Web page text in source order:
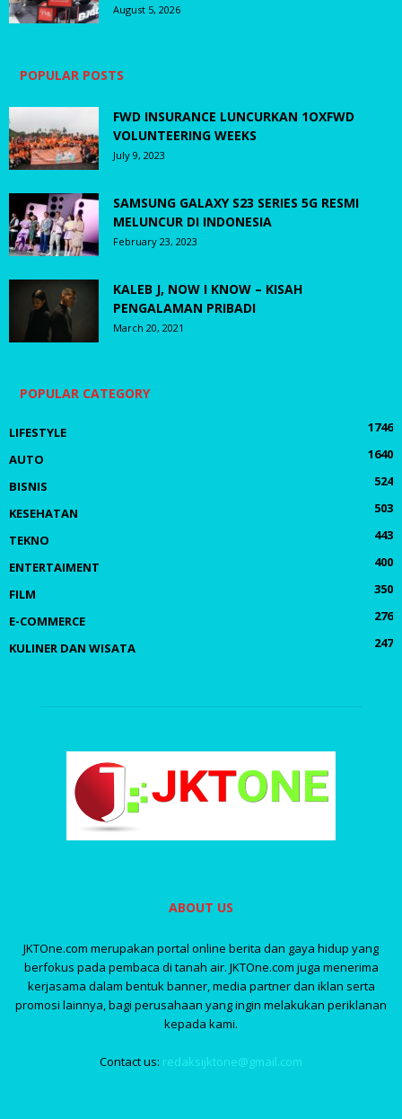
August 5, 2026
POPULAR POSTS
FWD INSURANCE LUNCURKAN 1OXFWD
VOLUNTEERING WEEKS
July 9, 2023
SAMSUNG GALAXY S23 SERIES 5G RESMI
MELUNCUR DI INDONESIA
February 23, 2023
KALEB J, NOW I KNOW – KISAH
PENGALAMAN PRIBADI
March 20, 2021
POPULAR CATEGORY
LIFESTYLE
1746
AUTO
1640
BISNIS
524
KESEHATAN
503
TEKNO
443
ENTERTAIMENT
400
FILM
350
E-COMMERCE
276
KULINER DAN WISATA
247
ABOUT US
JKTOne.com merupakan portal online berita dan gaya hidup yang
berfokus pada pembaca di tanah air. JKTOne.com juga menerima
kerjasama dalam bentuk banner, media partner dan iklan serta
promosi lainnya, bagi perusahaan yang ingin melakukan periklanan
kepada kami.
Contact us: redaksijktone@gmail.com